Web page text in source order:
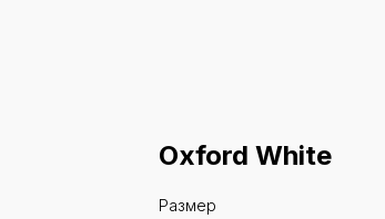
Oxford White
Размер